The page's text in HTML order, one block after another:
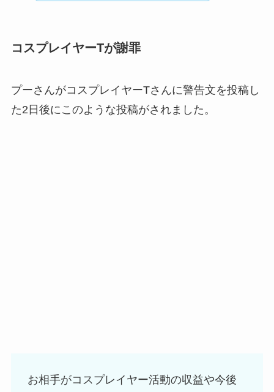
コスプレイヤーTが謝罪
プーさんがコスプレイヤーTさんに警告文を投稿し
た2日後にこのような投稿がされました。
お相手がコスプレイヤー活動の収益や今後